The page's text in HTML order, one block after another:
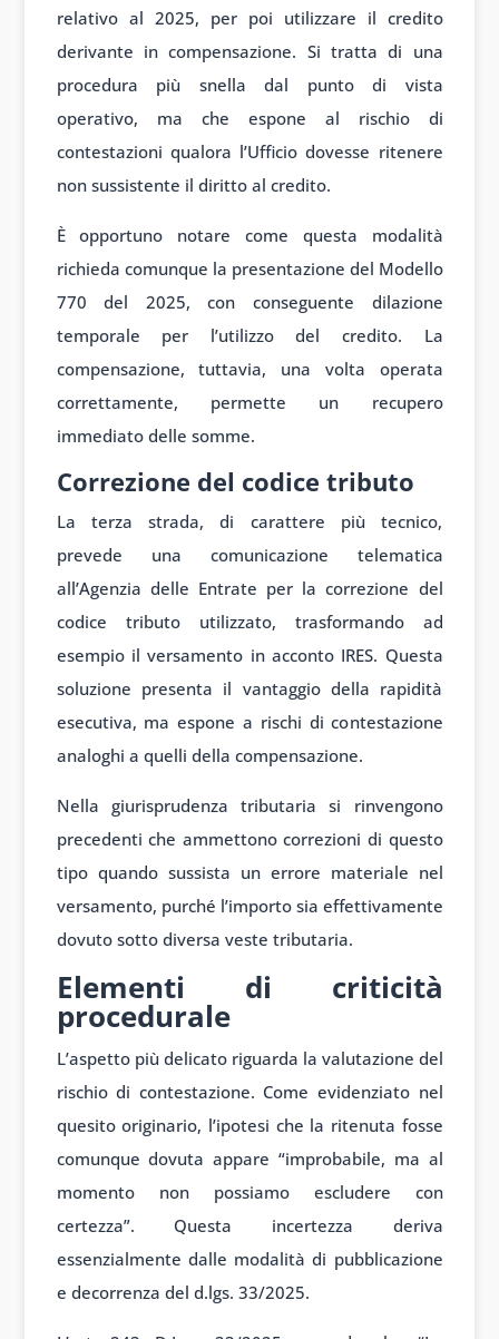
relativo al 2025, per poi utilizzare il credito
derivante in compensazione. Si tratta di una
procedura più snella dal punto di vista
operativo, ma che espone al rischio di
contestazioni qualora l’Ufficio dovesse ritenere
non sussistente il diritto al credito.
È opportuno notare come questa modalità
richieda comunque la presentazione del Modello
770 del 2025, con conseguente dilazione
temporale per l’utilizzo del credito. La
compensazione, tuttavia, una volta operata
correttamente, permette un recupero
immediato delle somme.
Correzione del codice tributo
La terza strada, di carattere più tecnico,
prevede una comunicazione telematica
all’Agenzia delle Entrate per la correzione del
codice tributo utilizzato, trasformando ad
esempio il versamento in acconto IRES. Questa
soluzione presenta il vantaggio della rapidità
esecutiva, ma espone a rischi di contestazione
analoghi a quelli della compensazione.
Nella giurisprudenza tributaria si rinvengono
precedenti che ammettono correzioni di questo
tipo quando sussista un errore materiale nel
versamento, purché l’importo sia effettivamente
dovuto sotto diversa veste tributaria.
Elementi di criticità
procedurale
L’aspetto più delicato riguarda la valutazione del
rischio di contestazione. Come evidenziato nel
quesito originario, l’ipotesi che la ritenuta fosse
comunque dovuta appare “improbabile, ma al
momento non possiamo escludere con
certezza”. Questa incertezza deriva
essenzialmente dalle modalità di pubblicazione
e decorrenza del d.lgs. 33/2025.